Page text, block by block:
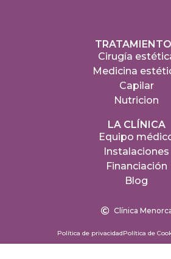
Cirugía
Medicina
Capilar
Nutricion
LA CLÍNICA
Equipo
Instalaciones
Financiación
Blog
Clínica
Política de privacidadPolítica de